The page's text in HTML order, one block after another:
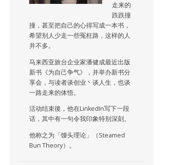
走来的
跌跌撞
撞，甚至把自己的心得写成一本书，
希望别人少走一些冤枉路，这样的人
并不多。
马来西亚旅台企业家潘健成最近出版
新书《为自己争气》，并举办新书分
享会，与读者谈创业丶谈人生，也谈
一路走来的体悟。
活动结束後，他在LinkedIn写下一段
话，其中有一句令我印象特别深刻。
他称之为「馒头理论」（Steamed
Bun Theory）。